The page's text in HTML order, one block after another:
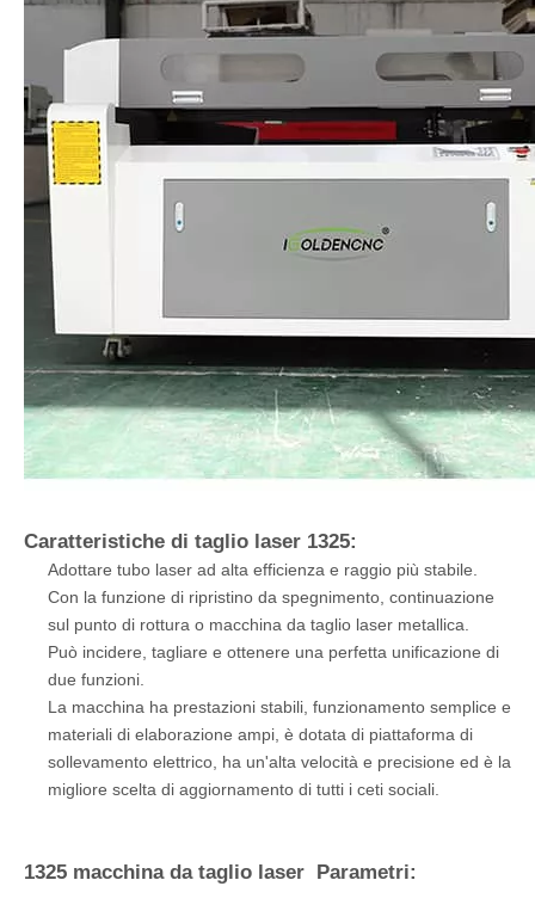
Caratteristiche di taglio laser 1325:
Adottare tubo laser ad alta efficienza e raggio più stabile.
Con la funzione di ripristino da spegnimento, continuazione
sul punto di rottura o macchina da taglio laser metallica.
Può incidere, tagliare e ottenere una perfetta unificazione di
due funzioni.
La macchina ha prestazioni stabili, funzionamento semplice e
materiali di elaborazione ampi, è dotata di piattaforma di
sollevamento elettrico, ha un'alta velocità e precisione ed è la
migliore scelta di aggiornamento di tutti i ceti sociali.
1325 macchina da taglio laser Parametri: